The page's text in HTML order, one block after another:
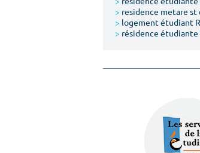
> residence metare st
> logement étudiant
> résidence